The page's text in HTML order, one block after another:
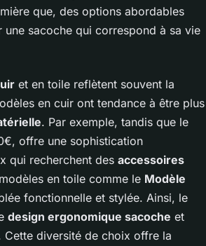
que, des options abordables
sacoche qui correspond à sa vie
et en toile reflètent souvent la
en cuir ont tendance à être plus
. Par exemple, tandis que le
offre une sophistication
qui recherchent des accessoires
en toile comme le Modèle
fonctionnelle et stylée. Ainsi, le
design ergonomique sacoche et
diversité de choix offre la